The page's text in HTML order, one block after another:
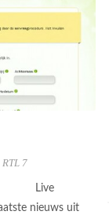
RTL 7
Live
nieuws uit